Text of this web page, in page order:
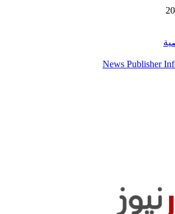
News Publisher